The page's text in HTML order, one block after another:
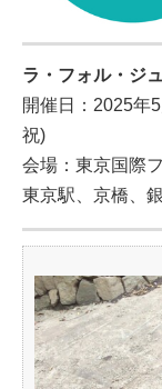
ラ・フォル・ジ
開催日：2025年
祝)
会場：東京国際
東京駅、京橋、